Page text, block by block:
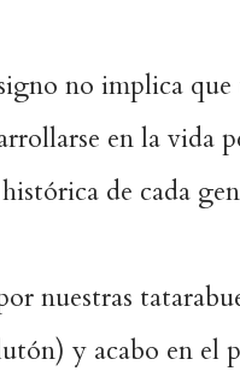
no implica que
en la vida
de cada
nuestras
y acabo en el